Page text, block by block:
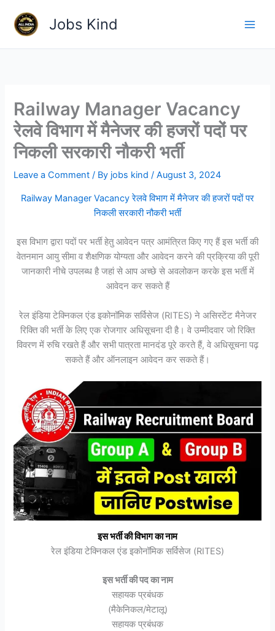
content
Jobs Kind
Railway Manager Vacancy
रेलवे विभाग में मैनेजर की हजरों पदों पर
निकली सरकारी नौकरी भर्ती
Leave a Comment / By jobs kind/August 3, 2024
Railway Manager Vacancy रेलवे विभाग में मैनेजर की हजरों पदों पर
निकली सरकारी नौकरी भर्ती
इस विभाग द्वारा पदों पर भर्ती हेतु आवेदन पत्र आमंत्रित किए गए हैं इस भर्ती की
वेतनमान आयु सीमा व शैक्षणिक योग्यता और आवेदन करने की प्रक्रिया की पूरी
जानकारी नीचे उपलब्ध है जहां से आप अच्छे से अवलोकन करके इस भर्ती में
आवेदन कर सकते हैं
रेल इंडिया टेक्निकल एंड इकोनॉमिक सर्विसेज (RITES) ने असिस्टेंट मैनेजर
रिक्ति की भर्ती के लिए एक रोजगार अधिसूचना दी है। वे उम्मीदवार जो रिक्ति
विवरण में रुचि रखते हैं और सभी पात्रता मानदंड पूरे करते हैं, वे अधिसूचना पढ़
सकते हैं और ऑनलाइन आवेदन कर सकते हैं।
इस भर्ती की विभाग का नाम
रेल इंडिया टेक्निकल एंड इकोनॉमिक सर्विसेज (RITES)
इस भर्ती की पद का नाम
सहायक प्रबंधक
(मैकेनिकल/मेटालू)
सहायक प्रबंधक